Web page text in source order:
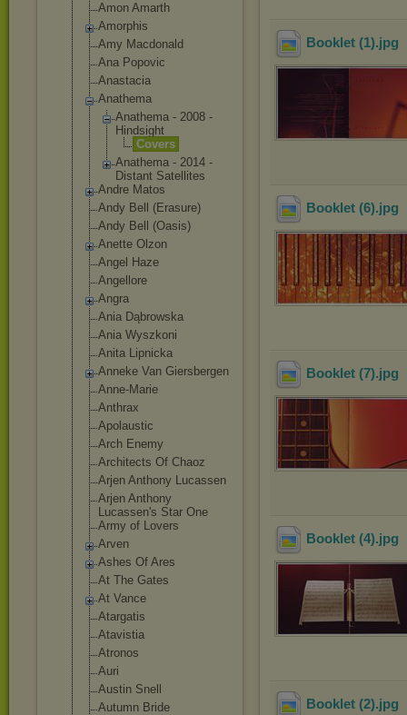
Amon Amarth
Amorphis
Amy Macdonald
Ana Popovic
Anastacia
Anathema
Anathema - 2008 -
Hindsight
Covers
Anathema - 2014 -
Distant Satellites
Andre Matos
Andy Bell (Erasure)
Andy Bell (Oasis)
Anette Olzon
Angel Haze
Angellore
Angra
Ania Dąbrowska
Ania Wyszkoni
Anita Lipnicka
Anneke Van Giersbergen
Anne-Marie
Anthrax
Apolaustic
Arch Enemy
Architects Of Chaoz
Arjen Anthony Lucassen
Arjen Anthony
Lucassen's Star One
Army of Lovers
Arven
Ashes Of Ares
At The Gates
At Vance
Atargatis
Atavistia
Atronos
Auri
Austin Snell
Autumn Bride
Booklet (1).jpg
Booklet (6).jpg
Booklet (7).jpg
Booklet (4).jpg
Booklet (2).jpg